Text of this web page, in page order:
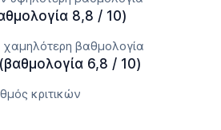
8,8 / 10)
χαμηλότερη βαθμολογία
6,8 / 10)
κριτικών